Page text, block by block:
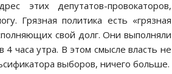
этих депутатов-провокаторов,
Грязная политика есть «грязная
свой долг. Они выполняли
часа утра. В этом смысле власть не
выборов, ничего больше.